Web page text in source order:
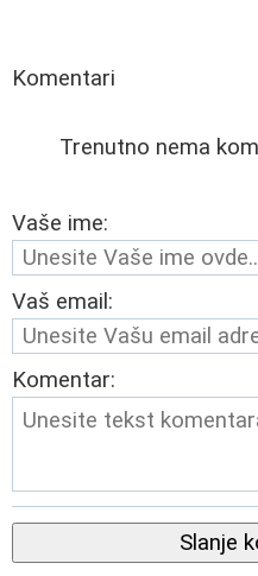
Komentari
Trenutno nema
Vaše ime:
Vaš email:
Komentar:
Slanje